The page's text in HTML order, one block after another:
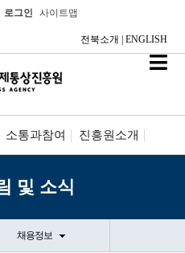
로그인 사이트맵
전북소개 ENGLISH
소통과참여 진흥원소개
및 소식
채용정보